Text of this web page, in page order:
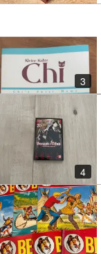
3
4